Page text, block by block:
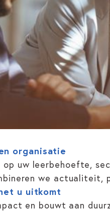
organisatie
op uw leerbehoefte,
we actualiteit,
u uitkomt
en bouwt aan